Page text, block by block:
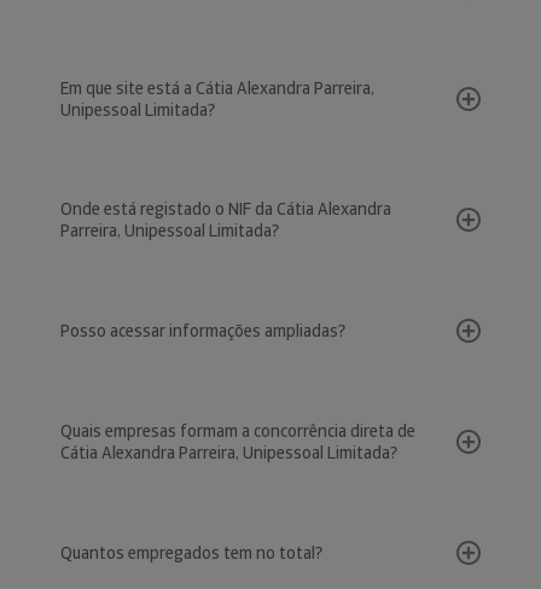
Em que site está a Cátia Alexandra Parreira,
Unipessoal Limitada?
Onde está registado o NIF da Cátia Alexandra
Parreira, Unipessoal Limitada?
Posso acessar informações ampliadas?
Quais empresas formam a concorrência direta de
Cátia Alexandra Parreira, Unipessoal Limitada?
Quantos empregados tem no total?